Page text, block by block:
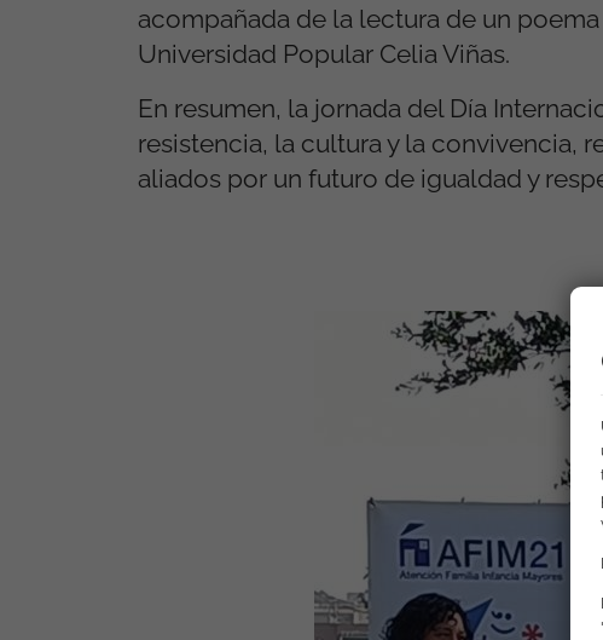
acompañada de la lectura de un
Universidad Popular Celia Viñas.
En resumen, la jornada del Día
resistencia, la cultura y la convivencia,
aliados por un futuro de igualdad y